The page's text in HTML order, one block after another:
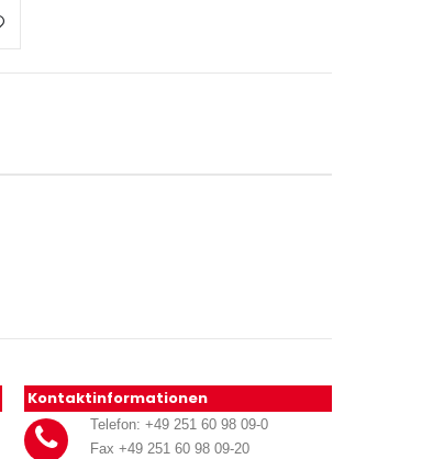
Kontaktinformationen
Telefon: +49 251 60 98 09-0
Fax +49 251 60 98 09-20